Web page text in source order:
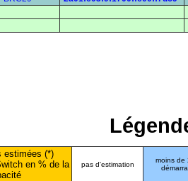
estimées (*)
en % de la
pas d'estimation
moins de